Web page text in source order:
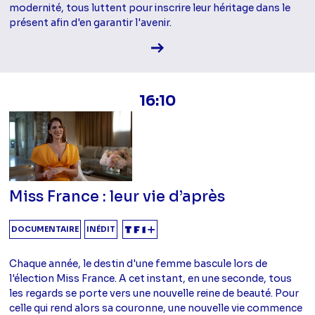
modernité, tous luttent pour inscrire leur héritage dans le
présent afin d'en garantir l'avenir.
Voir la fiche diffusion
16:10
Miss France : leur vie d’après
DOCUMENTAIRE INÉDIT
Chaque année, le destin d'une femme bascule lors de
l'élection Miss France. A cet instant, en une seconde, tous
les regards se porte vers une nouvelle reine de beauté. Pour
celle qui rend alors sa couronne, une nouvelle vie commence